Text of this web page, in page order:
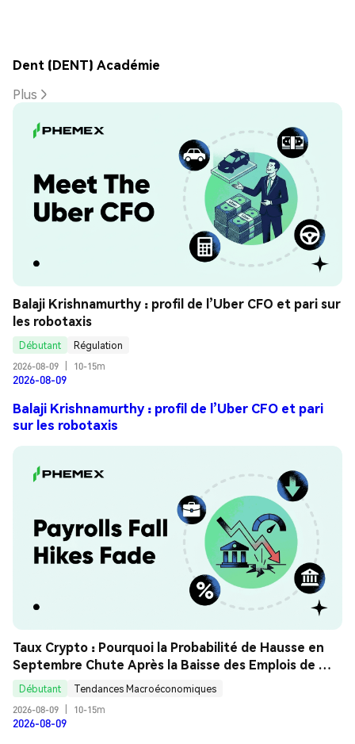
Dent (DENT) Académie
Plus
Balaji Krishnamurthy : profil de l’Uber CFO et pari sur
les robotaxis
Débutant
Régulation
2026-08-09
10-15m
2026-08-09
Balaji Krishnamurthy : profil de l’Uber CFO et pari
sur les robotaxis
Taux Crypto : Pourquoi la Probabilité de Hausse en
Septembre Chute Après la Baisse des Emplois de
Juillet ? Guide Analyse
Débutant
Tendances Macroéconomiques
2026-08-09
10-15m
2026-08-09